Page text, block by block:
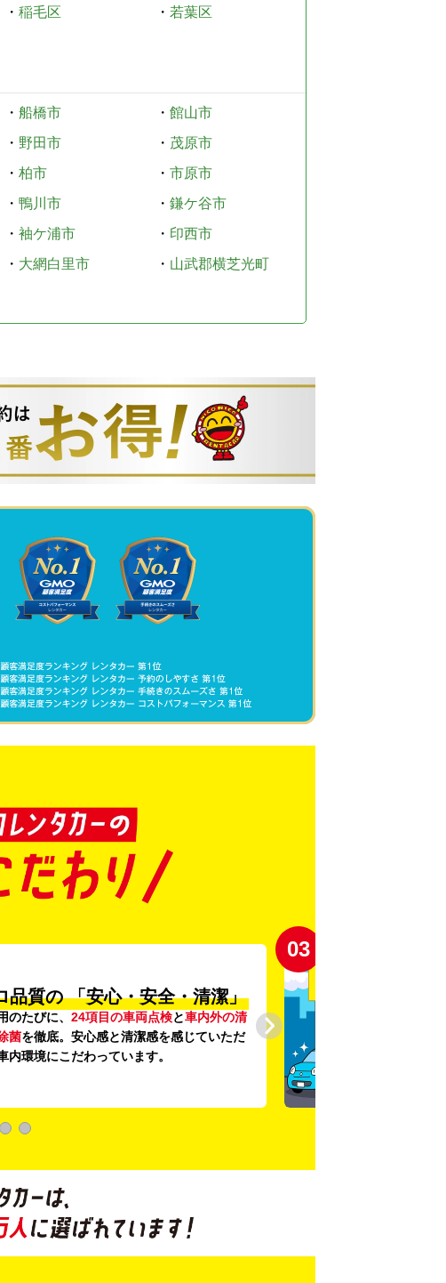
・ 稲毛区 ・ 若葉区
・ 船橋市 ・ 館山市
・ 野田市 ・ 茂原市
・ 柏市 ・ 市原市
・ 鴨川市 ・ 鎌ケ谷市
・ 袖ケ浦市 ・ 印西市
・ 大網白里市 ・ 山武郡横芝光町
品質の 「安心・安全・清潔」
のたびに、 24項目の車両点検と車内外の清
菌を徹底。安心感と清潔感を感じていただ
内環境にこだわっています。
03